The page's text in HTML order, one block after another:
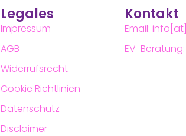
Legales
Impressum
AGB
Widerrufsrecht
Cookie Richtlinien
Datenschutz
Disclaimer
Kontakt
Email:
EV-